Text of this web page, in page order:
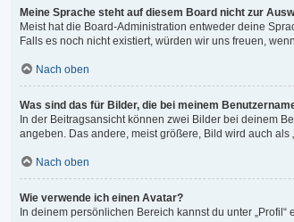
Meine Sprache steht auf diesem Board nicht zur
Meist hat die Board-Administration entweder deine
Falls es noch nicht existiert, würden wir uns freuen,
Nach oben
Was sind das für Bilder, die bei meinem
In der Beitragsansicht können zwei Bilder bei deinem
angeben. Das andere, meist größere, Bild wird auch
Nach oben
Wie verwende ich einen Avatar?
In deinem persönlichen Bereich kannst du unter